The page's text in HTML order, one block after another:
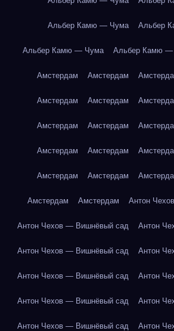
Альбер Камю — Чума Альбер
Альбер Камю — Чума Альбер Камю —
Амстердам Амстердам
Амстердам Амстердам
Амстердам Амстердам
Амстердам Амстердам
Амстердам Амстердам
Амстердам Амстердам Антон
Антон Чехов — Вишнёвый сад Антон
Антон Чехов — Вишнёвый сад Антон
Антон Чехов — Вишнёвый сад Антон
Антон Чехов — Вишнёвый сад Антон
Антон Чехов — Вишнёвый сад Антон